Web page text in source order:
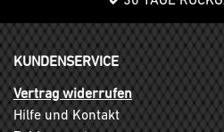
KUNDENSERVICE
Vertrag widerrufen
Hilfe und Kontakt